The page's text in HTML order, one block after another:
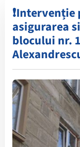
asigurarea
blocului nr.